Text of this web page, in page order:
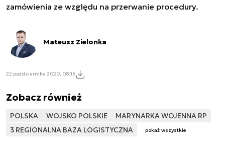
zamówienia ze względu na przerwanie procedury.
Mateusz Zielonka
22 października 2020, 08:16
Zobacz również
POLSKA WOJSKO POLSKIE
MARYNARKA WOJENNA RP
3 REGIONALNA BAZA LOGISTYCZNA
pokaż wszystkie